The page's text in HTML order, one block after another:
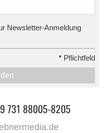
Newsletter-Anmeldung
* Pflichtfeld
731 88005-8205